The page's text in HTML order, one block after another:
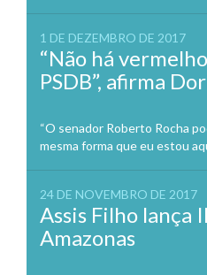
1 DE DEZEMBRO DE 2017
“Não há
PSDB”, afirma
“O senador Roberto Rocha
mesma forma que eu estou
24 DE NOVEMBRO DE 2017
Assis Filho lança
Amazonas